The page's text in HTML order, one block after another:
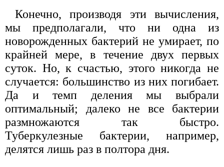
Конечно, производя эти вычисления,
мы предполагали, что ни одна из
новорожденных бактерий не умирает, по
крайней мере, в течение двух первых
суток. Но, к счастью, этого никогда не
случается: большинство из них погибает.
Да и темп деления мы выбрали
оптимальный; далеко не все бактерии
размножаются так быстро.
Туберкулезные бактерии, например,
делятся лишь раз в полтора дня.